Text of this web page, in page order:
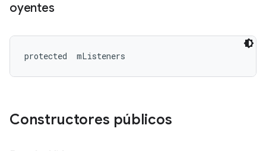
oyentes
protected mListeners
Constructores públicos